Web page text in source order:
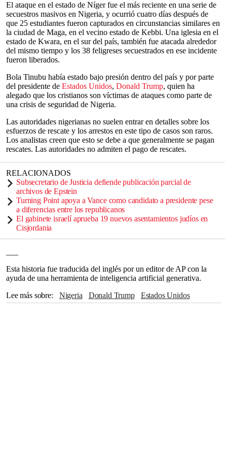
El ataque en el estado de Níger fue el más reciente en una serie de
secuestros masivos en Nigeria, y ocurrió cuatro días después de
que 25 estudiantes fueron capturados en circunstancias similares en
la ciudad de Maga, en el vecino estado de Kebbi. Una iglesia en el
estado de Kwara, en el sur del país, también fue atacada alrededor
del mismo tiempo y los 38 feligreses secuestrados en ese incidente
fueron liberados.
Bola Tinubu había estado bajo presión dentro del país y por parte
del presidente de Estados Unidos, Donald Trump, quien ha
alegado que los cristianos son víctimas de ataques como parte de
una crisis de seguridad de Nigeria.
Las autoridades nigerianas no suelen entrar en detalles sobre los
esfuerzos de rescate y los arrestos en este tipo de casos son raros.
Los analistas creen que esto se debe a que generalmente se pagan
rescates. Las autoridades no admiten el pago de rescates.
RELACIONADOS
Subsecretario de Justicia defiende publicación parcial de
archivos de Epstein
Turning Point apoya a Vance como candidato a presidente pese
a diferencias entre los republicanos
El gabinete israelí aprueba 19 nuevos asentamientos judíos en
Cisjordania
Esta historia fue traducida del inglés por un editor de AP con la
ayuda de una herramienta de inteligencia artificial generativa.
Lee más sobre
Nigeria Donald Trump
Estados Unidos